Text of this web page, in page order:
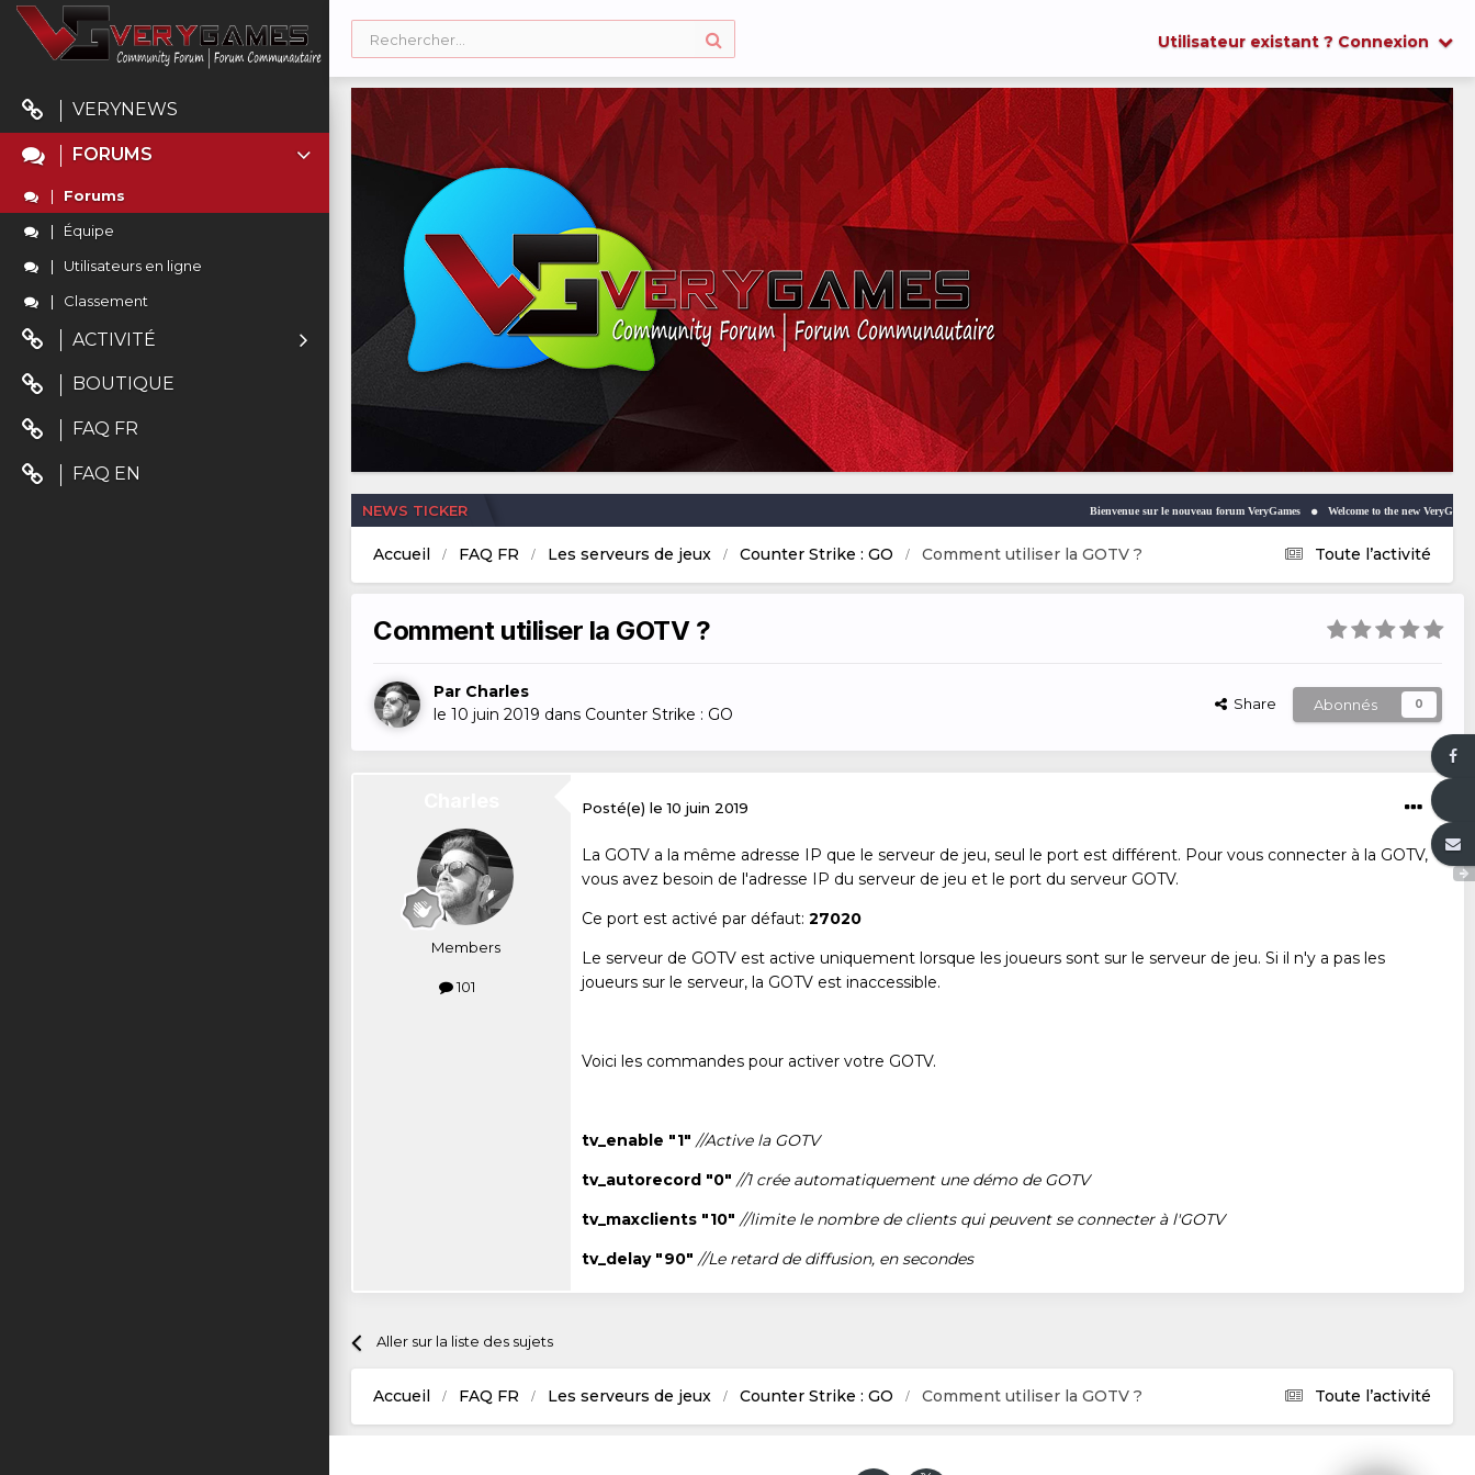
Utilisateur existant ? Connexion
VERYNEWS
FORUMS
Forums
Équipe
Utilisateurs en ligne
Classement
ACTIVITÉ
BOUTIQUE
FAQ FR
FAQ EN
NEWS TICKER Bienvenue sur le nouveau forum VeryGames Welcome to the new VeryGames forum
Toute l’activité
Accueil FAQ FR Les serveurs de jeux Counter Strike : GO Comment utiliser la GOTV ?
Comment utiliser la GOTV ?
Par Charles
le 10 juin 2019 dans Counter Strike : GO
Share Abonnés 0
Members
101
Posté(e) le 10 juin 2019
La GOTV a la même adresse IP que le serveur de jeu, seul le port est différent. Pour vous connecter à la GOTV,
vous avez besoin de l'adresse IP du serveur de jeu et le port du serveur GOTV.
Ce port est activé par défaut: 27020
Le serveur de GOTV est active uniquement lorsque les joueurs sont sur le serveur de jeu. Si il n'y a pas les
joueurs sur le serveur, la GOTV est inaccessible.
Voici les commandes pour activer votre GOTV.
tv_enable "1" //Active la GOTV
tv_autorecord "0" //1 crée automatiquement une démo de GOTV
tv_maxclients "10" //limite le nombre de clients qui peuvent se connecter à l'GOTV
tv_delay "90" //Le retard de diffusion, en secondes
Aller sur la liste des sujets
Toute l’activité
Accueil FAQ FR Les serveurs de jeux Counter Strike : GO Comment utiliser la GOTV ?